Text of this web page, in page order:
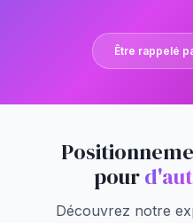
Être rappelé
pour
Découvrez notre